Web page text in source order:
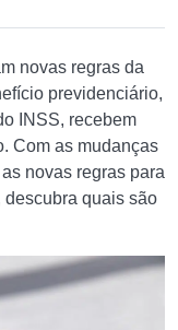
novas regras da
previdenciário,
INSS, recebem
Com as mudanças
novas regras para
descubra quais são